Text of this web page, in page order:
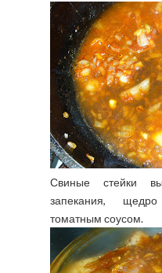
Свиные стейки
запекания, щедро
томатным соусом.